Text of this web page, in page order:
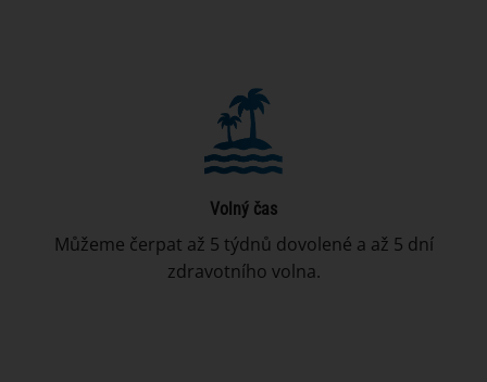
Volný čas
Můžeme čerpat až 5 týdnů dovolené a až 5 dní
zdravotního volna.